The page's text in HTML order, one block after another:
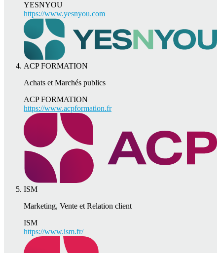
YESNYOU
https://www.yesnyou.com
ACP FORMATION
Achats et Marchés publics
ACP FORMATION
https://www.acpformation.fr
ISM
Marketing, Vente et Relation client
ISM
https://www.ism.fr/